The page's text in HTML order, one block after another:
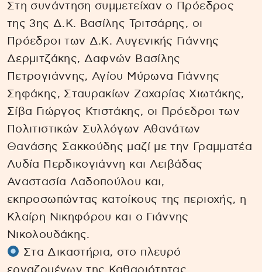
Στη συνάντηση συμμετείχαν ο Πρόεδρος
της 3ης Δ.Κ. Βασίλης Τριτσάρης, οι
Πρόεδροι των Δ.Κ. Αυγενικής Γιάννης
Δερμιτζάκης, Δαφνών Βασίλης
Πετρογιάννης, Αγίου Μύρωνα Γιάννης
Σηφάκης, Σταυρακίων Ζαχαρίας Χιωτάκης,
Σίβα Γιώργος Κτιστάκης, οι Πρόεδροι των
Πολιτιστικών Συλλόγων Αθανάτων
Θανάσης Σακκούδης μαζί με την Γραμματέα
Λυδία Περδικογιάννη και Λειβάδας
Αναστασία Λαδοπούλου και,
εκπροσωπώντας κατοίκους της περιοχής, η
Κλαίρη Νικηφόρου και ο Γιάννης
Νικολουδάκης.
Στα Δικαστήρια, στο πλευρό